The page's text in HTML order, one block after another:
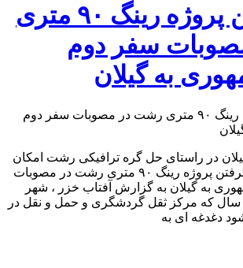
قرار گرفتن پروژه رینگ ۹۰ متری
سفر دوم
به گیلان
در راستای حل گره ترافیکی رشت امکان
تحقق می یابد؛قرار گرفتن پروژه رینگ ۹۰ متری رشت در مصوبات
به گیلان به گزارش آفتاب خزر ، شهر
رشت به قدمت ۴۰۰ سال که مرکز ثقل گردشگری و حمل و نقل در
دغدغه ای به